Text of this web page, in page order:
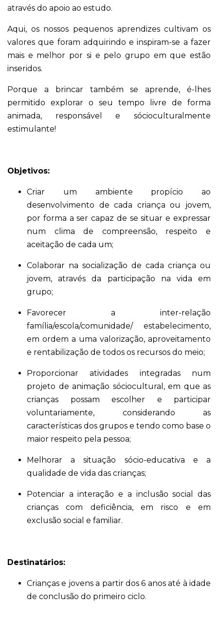
através do apoio ao estudo.
Aqui, os nossos pequenos aprendizes cultivam os
valores que foram adquirindo e inspiram-se a fazer
mais e melhor por si e pelo grupo em que estão
inseridos.
Porque a brincar também se aprende, é-lhes
permitido explorar o seu tempo livre de forma
animada, responsável e sócioculturalmente
estimulante!
Objetivos:
Criar um ambiente propício ao
desenvolvimento de cada criança ou jovem,
por forma a ser capaz de se situar e expressar
num clima de compreensão, respeito e
aceitação de cada um;
Colaborar na socialização de cada criança ou
jovem, através da participação na vida em
grupo;
Favorecer a inter-relação
família/escola/comunidade/ estabelecimento,
em ordem a uma valorização, aproveitamento
e rentabilização de todos os recursos do meio;
Proporcionar atividades integradas num
projeto de animação sóciocultural, em que as
crianças possam escolher e participar
voluntariamente, considerando as
características dos grupos e tendo como base o
maior respeito pela pessoa;
Melhorar a situação sócio-educativa e a
qualidade de vida das crianças;
Potenciar a interação e a inclusão social das
crianças com deficiência, em risco e em
exclusão social e familiar.
Destinatários:
Crianças e jovens a partir dos 6 anos até à idade
de conclusão do primeiro ciclo.